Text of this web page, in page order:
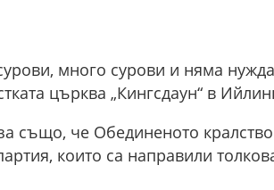
много сурови и няма
църква „Кингсдаун“ в
също, че Обединеното кралство
които са направили